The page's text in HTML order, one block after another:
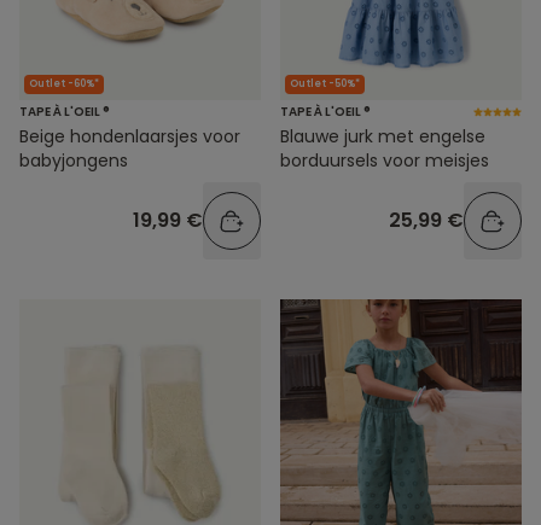
Outlet -60%*
TAPE À L'OEIL ®
Beige hondenlaarsjes voor
babyjongens
19,99 €
Outlet -50%*
TAPE À L'OEIL ®
Blauwe jurk met engelse
borduursels voor meisjes
25,99 €